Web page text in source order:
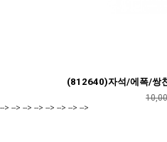
(812640)자석/에폭/쌍
--> --> --> --> --> --> --> -->